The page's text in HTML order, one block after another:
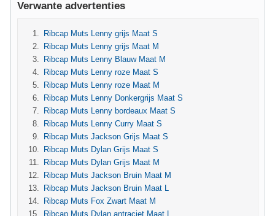
Verwante advertenties
Ribcap Muts Lenny grijs Maat S
Ribcap Muts Lenny grijs Maat M
Ribcap Muts Lenny Blauw Maat M
Ribcap Muts Lenny roze Maat S
Ribcap Muts Lenny roze Maat M
Ribcap Muts Lenny Donkergrijs Maat S
Ribcap Muts Lenny bordeaux Maat S
Ribcap Muts Lenny Curry Maat S
Ribcap Muts Jackson Grijs Maat S
Ribcap Muts Dylan Grijs Maat S
Ribcap Muts Dylan Grijs Maat M
Ribcap Muts Jackson Bruin Maat M
Ribcap Muts Jackson Bruin Maat L
Ribcap Muts Fox Zwart Maat M
Ribcap Muts Dylan antraciet Maat L